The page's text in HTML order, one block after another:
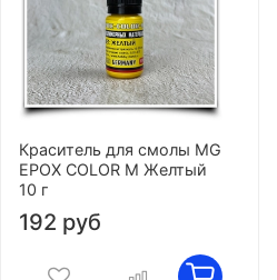
Краситель для смолы MG
EPOX COLOR M Желтый
10 г
192 руб